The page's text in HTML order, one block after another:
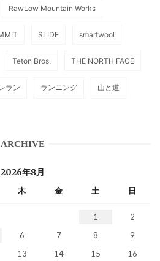
RawLow Mountain Works
SLIDE smartwool
Teton Bros. THE NORTH FACE
ラン ランニング 山と道
ARCHIVE
2026年8月
木 金 土 日
1
2
6 7 8
9
13 14 15 16